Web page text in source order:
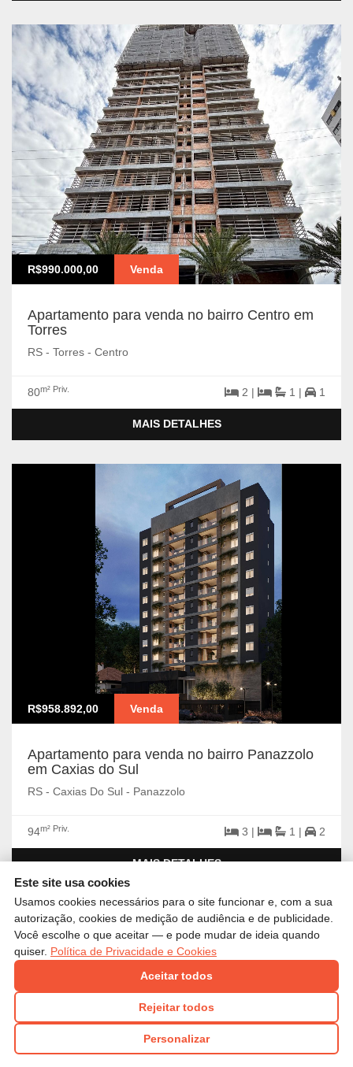
R$990.000,00 Venda
Apartamento para venda no bairro Centro em
Torres
RS - Torres - Centro
80m² Priv. 2 | 1 | 1
MAIS DETALHES
R$958.892,00 Venda
Apartamento para venda no bairro Panazzolo
em Caxias do Sul
RS - Caxias Do Sul - Panazzolo
94m² Priv. 3 | 1 | 2
MAIS DETALHES
Este site usa cookies
Usamos cookies necessários para o site funcionar e, com a sua
autorização, cookies de medição de audiência e de publicidade.
Você escolhe o que aceitar — e pode mudar de ideia quando
quiser. Política de Privacidade e Cookies
Aceitar todos
Rejeitar todos
Personalizar